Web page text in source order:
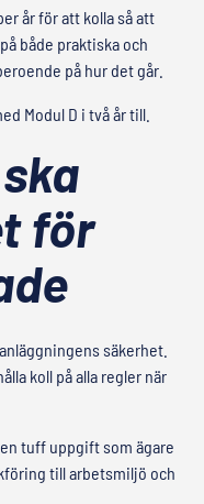
år för att kolla så att
både praktiska och
på hur det går.
Modul D i två år till.
för
säkerhet.
koll på alla regler när
tuff uppgift som ägare
till arbetsmiljö och